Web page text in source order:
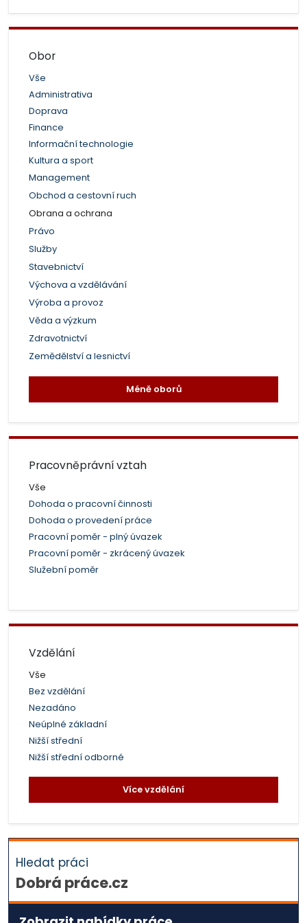
Obor
Vše
Administrativa
Doprava
Finance
Informační technologie
Kultura a sport
Management
Obchod a cestovní ruch
Obrana a ochrana
Právo
Služby
Stavebnictví
Výchova a vzdělávání
Výroba a provoz
Věda a výzkum
Zdravotnictví
Zemědělství a lesnictví
Méně oborů
Pracovněprávní vztah
Vše
Dohoda o pracovní činnosti
Dohoda o provedení práce
Pracovní poměr - plný úvazek
Pracovní poměr - zkrácený úvazek
Služební poměr
Vzdělání
Vše
Bez vzdělání
Nezadáno
Neúplné základní
Nižší střední
Nižší střední odborné
Více vzdělání
Hledat práci
Dobrá práce.cz